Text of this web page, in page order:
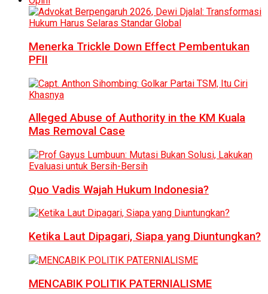
Menerka Trickle Down Effect Pembentukan
PFII
Alleged Abuse of Authority in the KM Kuala
Mas Removal Case
Quo Vadis Wajah Hukum Indonesia?
Ketika Laut Dipagari, Siapa yang Diuntungkan?
MENCABIK POLITIK PATERNIALISME